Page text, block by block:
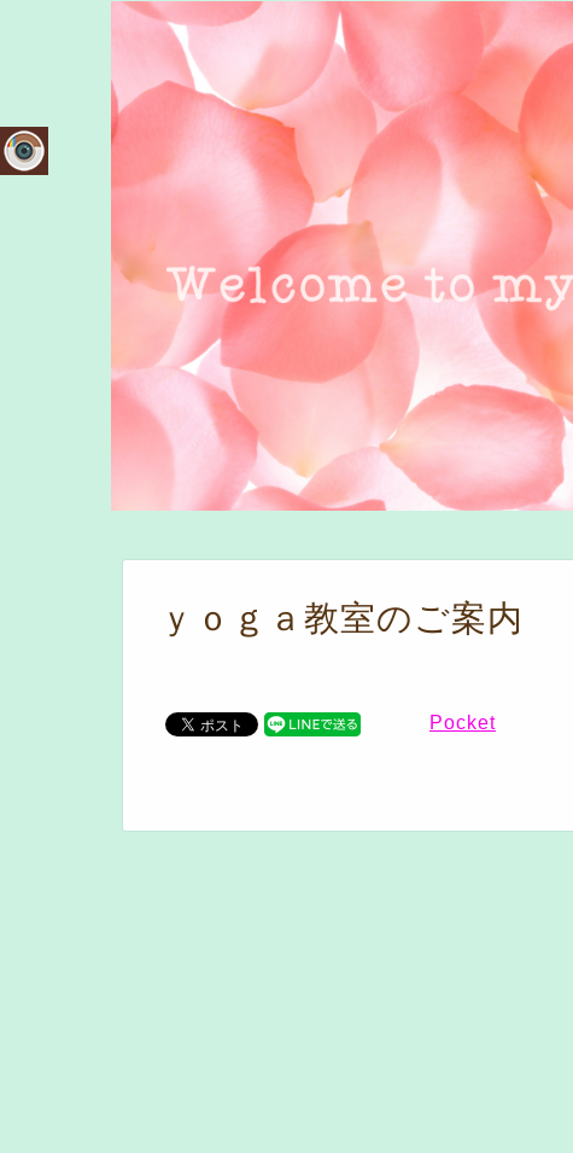
ｙｏｇａ教室のご案内
Pocket